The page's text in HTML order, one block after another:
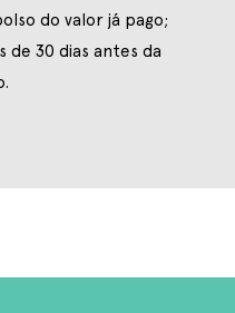
do valor já pago;
de 30 dias antes da